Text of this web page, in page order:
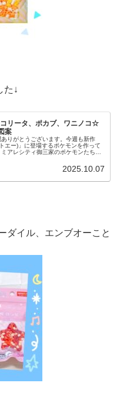
た↓
リータ、ポカブ、ワニノコ☆
案
りがとうございます。今週も新作
エー)」に登場するポケモンを作って
アレシティ御三家のポケモンたち図
2025.10.07
ダイル、エンブオーこと